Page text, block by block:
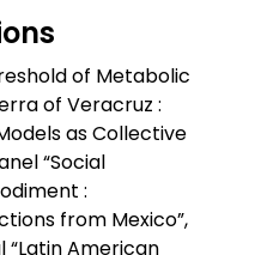
of Metabolic
of Veracruz :
as Collective
“Social
:
from Mexico”,
American